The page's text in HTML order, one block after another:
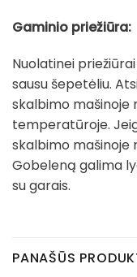
Gaminio priežiūra:
Nuolatinei
sausu šepetėliu.
skalbimo mašinoje
temperatūroje.
skalbimo mašinoje
Gobeleną galima
su garais.
PANAŠŪS